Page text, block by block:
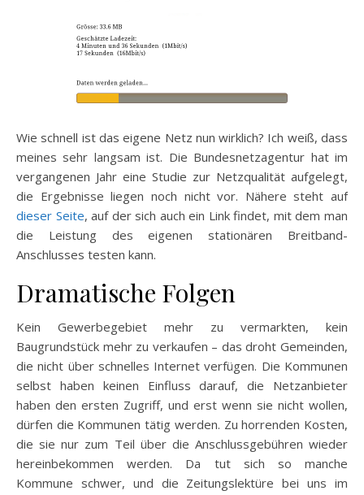
Wie schnell ist das eigene Netz nun wirklich? Ich weiß, dass
meines sehr langsam ist. Die Bundesnetzagentur hat im
vergangenen Jahr eine Studie zur Netzqualität aufgelegt,
die Ergebnisse liegen noch nicht vor. Nähere steht auf
dieser Seite, auf der sich auch ein Link findet, mit dem man
die Leistung des eigenen stationären Breitband-
Anschlusses testen kann.
Dramatische Folgen
Kein Gewerbegebiet mehr zu vermarkten, kein
Baugrundstück mehr zu verkaufen – das droht Gemeinden,
die nicht über schnelles Internet verfügen. Die Kommunen
selbst haben keinen Einfluss darauf, die Netzanbieter
haben den ersten Zugriff, und erst wenn sie nicht wollen,
dürfen die Kommunen tätig werden. Zu horrenden Kosten,
die sie nur zum Teil über die Anschlussgebühren wieder
hereinbekommen werden. Da tut sich so manche
Kommune schwer, und die Zeitungslektüre bei uns im